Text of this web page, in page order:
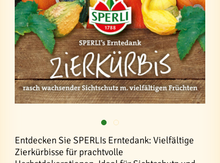
Entdecken Sie SPERLIs Erntedank: Vielfältige
Zierkürbisse für prachtvolle